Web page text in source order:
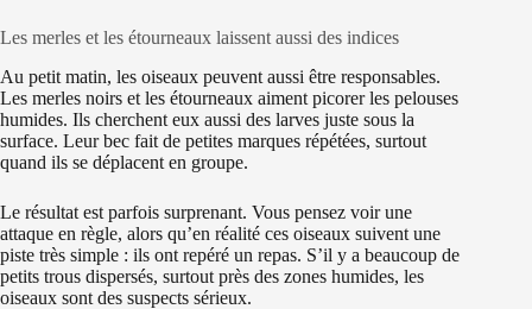
Les merles et les étourneaux laissent aussi des indices
Au petit matin, les oiseaux peuvent aussi être responsables.
Les merles noirs et les étourneaux aiment picorer les pelouses
humides. Ils cherchent eux aussi des larves juste sous la
surface. Leur bec fait de petites marques répétées, surtout
quand ils se déplacent en groupe.
Le résultat est parfois surprenant. Vous pensez voir une
attaque en règle, alors qu’en réalité ces oiseaux suivent une
piste très simple : ils ont repéré un repas. S’il y a beaucoup de
petits trous dispersés, surtout près des zones humides, les
oiseaux sont des suspects sérieux.